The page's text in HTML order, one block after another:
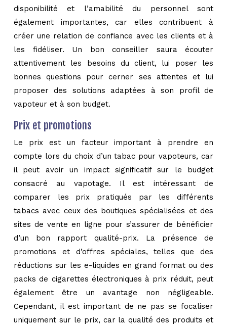
disponibilité et l’amabilité du personnel sont
également importantes, car elles contribuent à
créer une relation de confiance avec les clients et à
les fidéliser. Un bon conseiller saura écouter
attentivement les besoins du client, lui poser les
bonnes questions pour cerner ses attentes et lui
proposer des solutions adaptées à son profil de
vapoteur et à son budget.
Prix et promotions
Le prix est un facteur important à prendre en
compte lors du choix d’un tabac pour vapoteurs, car
il peut avoir un impact significatif sur le budget
consacré au vapotage. Il est intéressant de
comparer les prix pratiqués par les différents
tabacs avec ceux des boutiques spécialisées et des
sites de vente en ligne pour s’assurer de bénéficier
d’un bon rapport qualité-prix. La présence de
promotions et d’offres spéciales, telles que des
réductions sur les e-liquides en grand format ou des
packs de cigarettes électroniques à prix réduit, peut
également être un avantage non négligeable.
Cependant, il est important de ne pas se focaliser
uniquement sur le prix, car la qualité des produits et